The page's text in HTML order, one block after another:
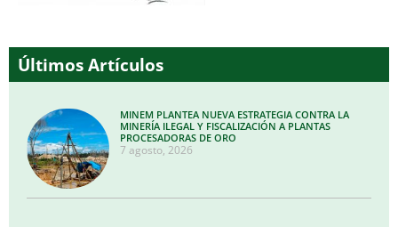
Últimos Artículos
MINEM PLANTEA NUEVA ESTRATEGIA CONTRA LA
MINERÍA ILEGAL Y FISCALIZACIÓN A PLANTAS
PROCESADORAS DE ORO
7 agosto, 2026